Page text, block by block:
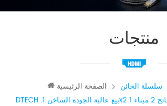
منتجات
الصفحة الرئيسية سلسلة الخائن